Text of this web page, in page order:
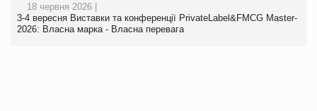
18 червня 2026 |
3-4 вересня Виставки та конференції PrivateLabel&FMCG Master-
2026: Власна марка - Власна перевага